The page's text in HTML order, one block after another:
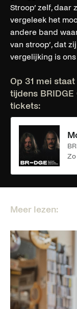
Stroop’ zelf, daar
vergeleek het
andere band
van stroop’, dat
vergelijking is
Op 31 mei
tijdens
tickets:
Meer lezen: